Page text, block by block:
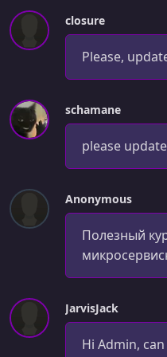
Large and Complex
УРОК 30.
Complicated and
Lack of Tooling
УРОК 32.
Introduction
УРОК 33.
Mapping the Components
Defining Communication
Selecting Technology Stack
УРОК 36.
Design the Architecture
closure
Please,
schamane
please
Anonymous
Полезный
JarvisJack
Hi Admin,